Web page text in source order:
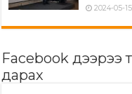
2024-05-15
Facebook дээрээ
дарах